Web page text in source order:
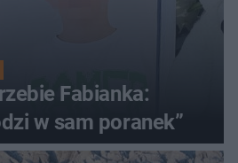
Fabianka:
w sam poranek”